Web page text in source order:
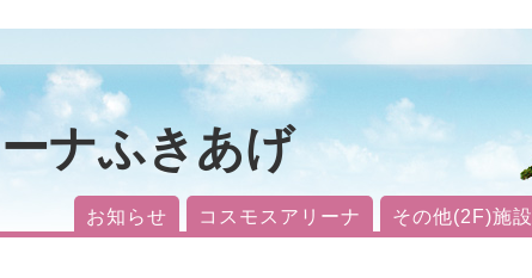
ナふきあげ
お知らせ コスモスアリーナ その他(2F)施設